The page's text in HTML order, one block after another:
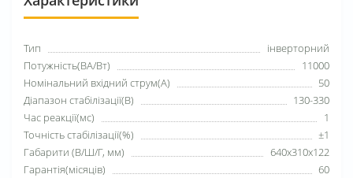
Тип
інверторний
Потужність(ВА/Вт)
11000
Номінальний вхідний струм(А)
50
Діапазон стабілізації(В)
130-330
Час реакції(мс)
1
Точність стабілізації(%)
±1
Габарити (В/Ш/Г, мм)
640x310x122
Гарантія(місяців)
60